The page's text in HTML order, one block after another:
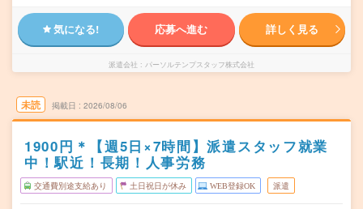
気になる! 応募へ進む 詳しく見る
派遣会社 パーソルテンプスタッフ株式会社
未読 掲載日 2026/08/06
1900円＊【週5日×7時間】派遣スタッフ就業
中！駅近！長期！人事労務
交通費別途支給あり 土日祝日が休み WEB登録OK 派遣